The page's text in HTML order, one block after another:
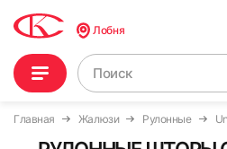
Лобня
Главная Жалюзи Рулонные